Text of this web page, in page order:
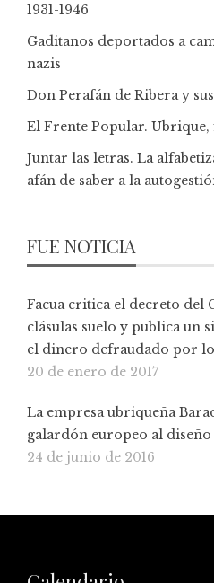
1931-1946
Gaditanos deportados a
nazis
Don Perafán de Ribera y
El Frente Popular.
Juntar las letras. La
afán de saber a la
FUE NOTICIA
Facua critica el decreto del
clásulas suelo y publica un
el dinero defraudado por
20 de enero de 2017
La empresa ubriqueña
galardón europeo al diseño
24 de junio de 2016